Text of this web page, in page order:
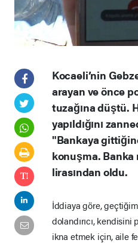
Kocaeli’nin
arayan ve önce
tuzağına düştü.
yapıldığını
"Bankaya
konuşma. Banka
lirasından oldu.
İddiaya göre,
dolandırıcı, kendisini
ikna etmek için, aile